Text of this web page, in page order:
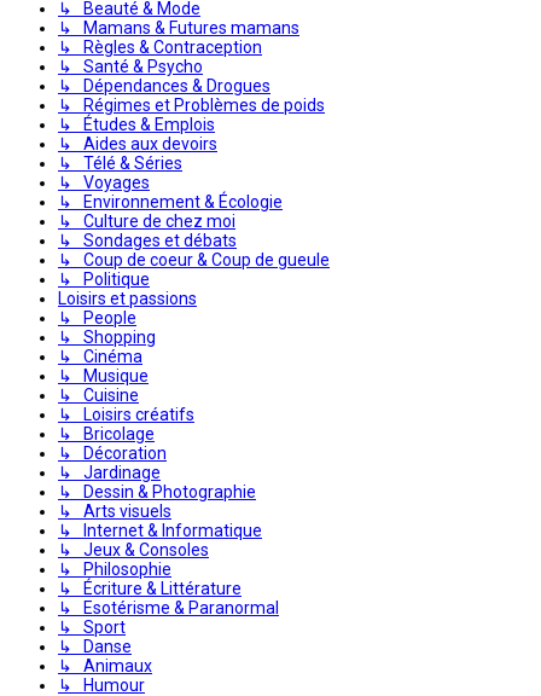
↳ Beauté & Mode
↳ Mamans & Futures mamans
↳ Règles & Contraception
↳ Santé & Psycho
↳ Dépendances & Drogues
↳ Régimes et Problèmes de poids
↳ Études & Emplois
↳ Aides aux devoirs
↳ Télé & Séries
↳ Voyages
↳ Environnement & Écologie
↳ Culture de chez moi
↳ Sondages et débats
↳ Coup de coeur & Coup de gueule
↳ Politique
Loisirs et passions
↳ People
↳ Shopping
↳ Cinéma
↳ Musique
↳ Cuisine
↳ Loisirs créatifs
↳ Bricolage
↳ Décoration
↳ Jardinage
↳ Dessin & Photographie
↳ Arts visuels
↳ Internet & Informatique
↳ Jeux & Consoles
↳ Philosophie
↳ Écriture & Littérature
↳ Esotérisme & Paranormal
↳ Sport
↳ Danse
↳ Animaux
↳ Humour